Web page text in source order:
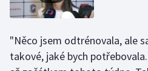
Rychlobruslení
Rychlostní kanoistika
"Něco jsem odtrénovala, ale
takové, jaké bych